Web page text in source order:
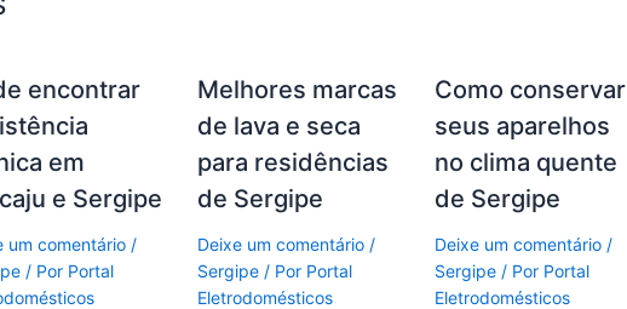
encontrar
em
e Sergipe
um comentário /
/ Por Portal
Melhores marcas
de lava e seca
para residências
de Sergipe
Deixe um comentário /
Sergipe/ Por Portal
Eletrodomésticos
Como conservar
seus aparelhos
no clima quente
de Sergipe
Deixe um comentário /
Sergipe/ Por Portal
Eletrodomésticos